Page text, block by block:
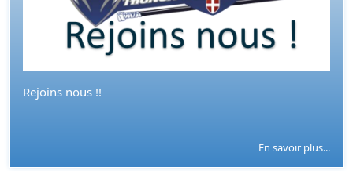
Rejoins nous !!
En savoir plus...